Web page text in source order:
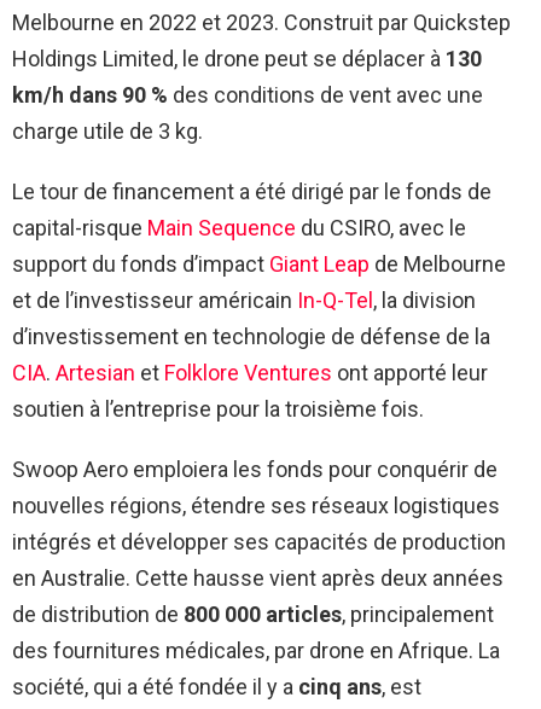
Melbourne en 2022 et 2023. Construit par Quickstep
Holdings Limited, le drone peut se déplacer à 130
km/h dans 90 % des conditions de vent avec une
charge utile de 3 kg.
Le tour de financement a été dirigé par le fonds de
capital-risque Main Sequence du CSIRO, avec le
support du fonds d’impact Giant Leap de Melbourne
et de l’investisseur américain In-Q-Tel , la division
d’investissement en technologie de défense de la
CIA. Artesian et Folklore Ventures ont apporté leur
soutien à l’entreprise pour la troisième fois.
Swoop Aero emploiera les fonds pour conquérir de
nouvelles régions, étendre ses réseaux logistiques
intégrés et développer ses capacités de production
en Australie. Cette hausse vient après deux années
de distribution de 800 000 articles, principalement
des fournitures médicales, par drone en Afrique. La
société, qui a été fondée il y a cinq ans, est